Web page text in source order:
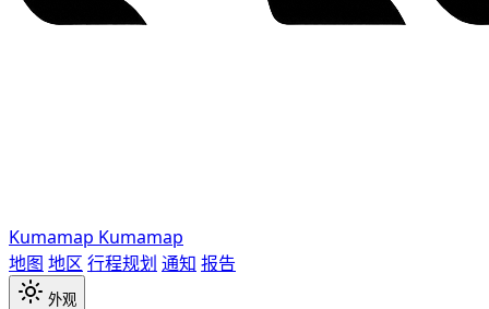
Kumamap Kumamap
地图 地区 行程规划 通知 报告
外观